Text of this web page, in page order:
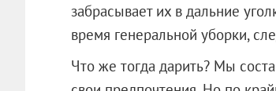
забрасывает их в дальние
время генеральной уборки,
Что же тогда дарить? Мы